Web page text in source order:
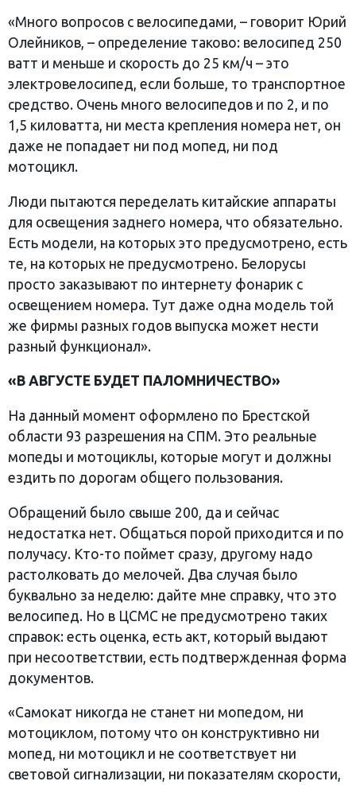
«Много вопросов с велосипедами, – говорит Юрий
Олейников, – определение таково: велосипед 250
ватт и меньше и скорость до 25 км/ч – это
электровелосипед, если больше, то транспортное
средство. Очень много велосипедов и по 2, и по
1,5 киловатта, ни места крепления номера нет, он
даже не попадает ни под мопед, ни под
мотоцикл.
Люди пытаются переделать китайские аппараты
для освещения заднего номера, что обязательно.
Есть модели, на которых это предусмотрено, есть
те, на которых не предусмотрено. Белорусы
просто заказывают по интернету фонарик с
освещением номера. Тут даже одна модель той
же фирмы разных годов выпуска может нести
разный функционал».
«В АВГУСТЕ БУДЕТ ПАЛОМНИЧЕСТВО»
На данный момент оформлено по Брестской
области 93 разрешения на СПМ. Это реальные
мопеды и мотоциклы, которые могут и должны
ездить по дорогам общего пользования.
Обращений было свыше 200, да и сейчас
недостатка нет. Общаться порой приходится и по
получасу. Кто-то поймет сразу, другому надо
растолковать до мелочей. Два случая было
буквально за неделю: дайте мне справку, что это
велосипед. Но в ЦСМС не предусмотрено таких
справок: есть оценка, есть акт, который выдают
при несоответствии, есть подтвержденная форма
документов.
«Самокат никогда не станет ни мопедом, ни
мотоциклом, потому что он конструктивно ни
мопед, ни мотоцикл и не соответствует ни
световой сигнализации, ни показателям скорости,